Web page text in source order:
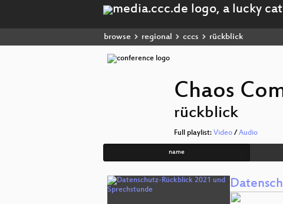
browse regional cccs rückblick
Chaos
rückblick
Full playlist: Video / Audio
name